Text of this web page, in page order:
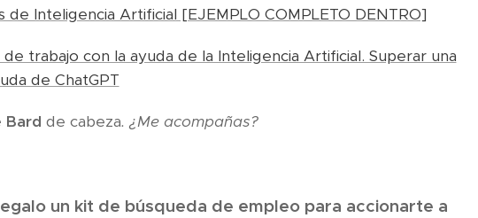
Inteligencia Artificial [EJEMPLO COMPLETO DENTRO]
trabajo con la ayuda de la Inteligencia Artificial. Superar una
de ChatGPT
Bard de cabeza. ¿Me acompañas?
un kit de búsqueda de empleo para accionarte a